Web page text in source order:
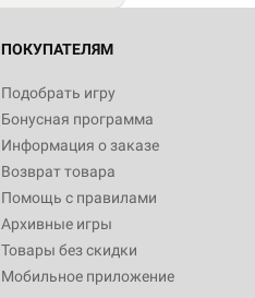
ПОКУПАТЕЛЯМ
Подобрать игру
Бонусная программа
Информация о заказе
Возврат товара
Помощь с правилами
Архивные игры
Товары без скидки
Мобильное приложение